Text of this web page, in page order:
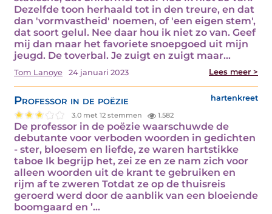
Dezelfde toon herhaald tot in den treure, en dat
dan 'vormvastheid' noemen, of 'een eigen stem',
dat soort gelul. Nee daar hou ik niet zo van. Geef
mij dan maar het favoriete snoepgoed uit mijn
jeugd. De toverbal. Je zuigt en zuigt maar…
Tom Lanoye 24 januari 2023 Lees meer >
Professor in de poëzie hartenkreet
3.0 met 12 stemmen 1.582
De professor in de poëzie waarschuwde de
debutante voor verboden woorden in gedichten
- ster, bloesem en liefde, ze waren hartstikke
taboe Ik begrijp het, zei ze en ze nam zich voor
alleen woorden uit de krant te gebruiken en
rijm af te zweren Totdat ze op de thuisreis
geroerd werd door de aanblik van een bloeiende
boomgaard en ’…